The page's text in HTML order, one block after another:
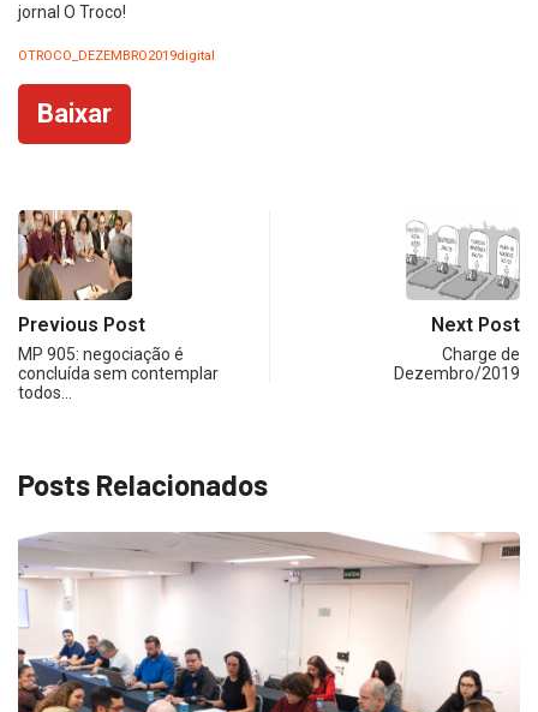
jornal O Troco!
OTROCO_DEZEMBRO2019digital
Baixar
Previous Post
MP 905: negociação é
concluída sem contemplar
todos…
Next Post
Charge de
Dezembro/2019
Posts Relacionados